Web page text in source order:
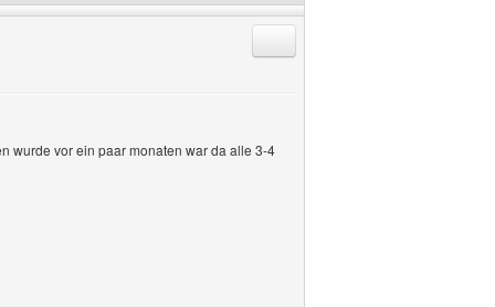
wurde vor ein paar monaten war da alle 3-4